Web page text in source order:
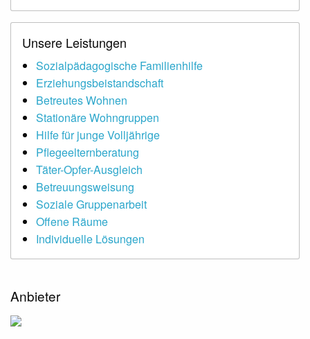
Unsere Leistungen
Sozialpädagogische Familienhilfe
Erziehungsbeistandschaft
Betreutes Wohnen
Stationäre Wohngruppen
Hilfe für junge Volljährige
Pflegeelternberatung
Täter-Opfer-Ausgleich
Betreuungsweisung
Soziale Gruppenarbeit
Offene Räume
Individuelle Lösungen
Anbieter